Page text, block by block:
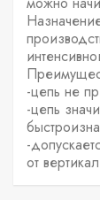
-цепь не
-цепь
-
от